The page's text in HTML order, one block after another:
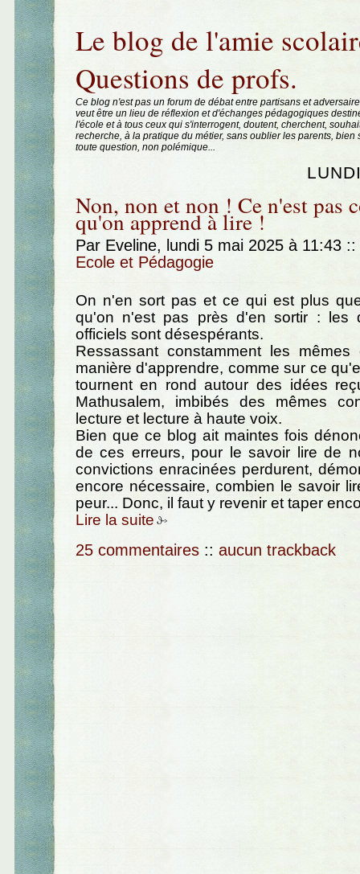
Le blog de l'amie
Questions de profs.
Ce blog n'est pas un forum de débat entre partisans et
veut être un lieu de réflexion et d'échanges pédagogiques
l'école et à tous ceux qui s'interrogent, doutent, cherchent,
recherche, à la pratique du métier, sans oublier les parents, bien
toute question, non polémique...
Non, non et non ! Ce n'est pas
qu'on apprend à lire !
Par Eveline, lundi 5 mai 2025 à 11:43 ::
Ecole et Pédagogie
On n'en sort pas et ce qui est plus
qu'on n'est pas près d'en sortir : les
officiels sont désespérants.
Ressassant constamment les
manière d'apprendre, comme sur ce
tournent en rond autour des idées
Mathusalem, imbibés des mêmes
lecture et lecture à haute voix.
Bien que ce blog ait maintes fois
de ces erreurs, pour le savoir lire de
convictions enracinées perdurent,
encore nécessaire, combien le savoir
peur... Donc, il faut y revenir et taper
Lire la suite
25 commentaires :: aucun trackback